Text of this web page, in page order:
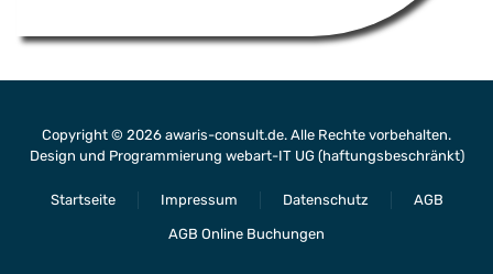
Copyright © 2026 awaris-consult.de. Alle Rechte vorbehalten.
Design und Programmierung webart-IT UG (haftungsbeschränkt)
Startseite Impressum Datenschutz AGB
AGB Online Buchungen